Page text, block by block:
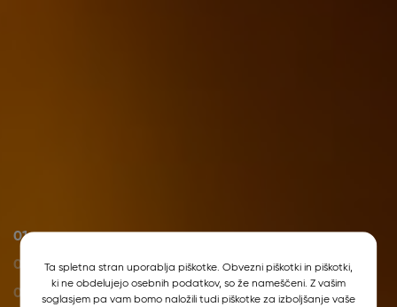
01
02
03
Ta spletna stran uporablja piškotke. Obvezni piškotki in piškotki,
ki ne obdelujejo osebnih podatkov, so že nameščeni. Z vašim
soglasjem pa vam bomo naložili tudi piškotke za izboljšanje vaše